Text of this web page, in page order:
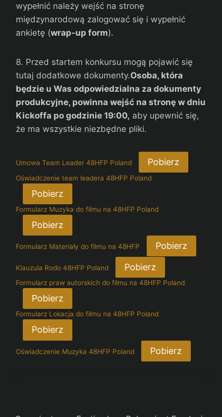
wypełnić należy wejść na stronę
międzynarodową zalogować się i wypełnić
ankietę (wrap-up form).
8. Przed startem konkursu mogą pojawić się
tutaj dodatkowe dokumenty.Osoba, która
będzie u Was odpowiedzialna za dokumenty
produkcyjne, powinna wejść na stronę w dniu
Kickoffa po godzinie 19:00, aby upewnić się,
że ma wszystkie niezbędne pliki.
Umowa Team Leader 48HFP Poland Pobierz
Oświadczenie team leadera 48HFP Poland
Pobierz
Formularz Muzyka do filmu na 48HFP Poland
Pobierz
Formularz Materiały do filmu na 48HFP Pobierz
Klauzula Rodo 48HFP Poland Pobierz
Formularz praw autorskich do filmu na 48HFP Poland
Pobierz
Formularz Lokacja do filmu na 48HFP Poland
Pobierz
Oświadczenie Muzyka 48HFP Poland Pobierz